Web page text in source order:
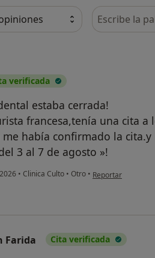
Busca en
verificada
estaba cerrada!
francesa,tenía una cita a
había confirmado la
3 al 7 de agosto »!
• Clinica Culto • Otro • en opinión del
Reportar
Farida Cita verificada